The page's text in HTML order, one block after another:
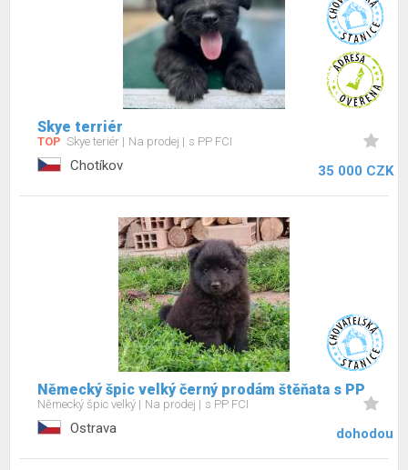
Skye terriér
TOP Skye teriér Na prodej s PP FCI
Chotíkov 35 000 CZK
Německý špic velký černý prodám štěňata s PP
Německý špic velký Na prodej s PP FCI
Ostrava dohodou